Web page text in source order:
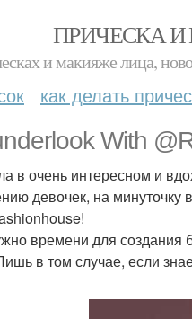
ПРИЧЕСКА
и макияже лица,
как делать
With
в очень интересном и
девочек, на минуточку
времени для создания
в том случае, если